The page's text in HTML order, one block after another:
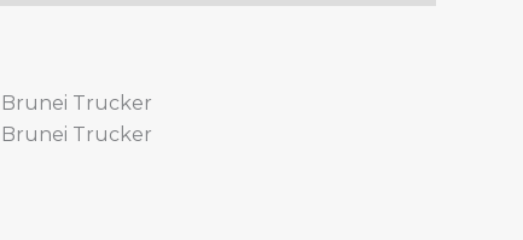
Brunei Trucker
Brunei Trucker